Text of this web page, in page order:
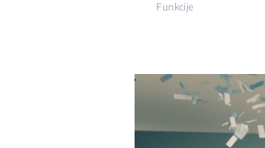
Funkcije